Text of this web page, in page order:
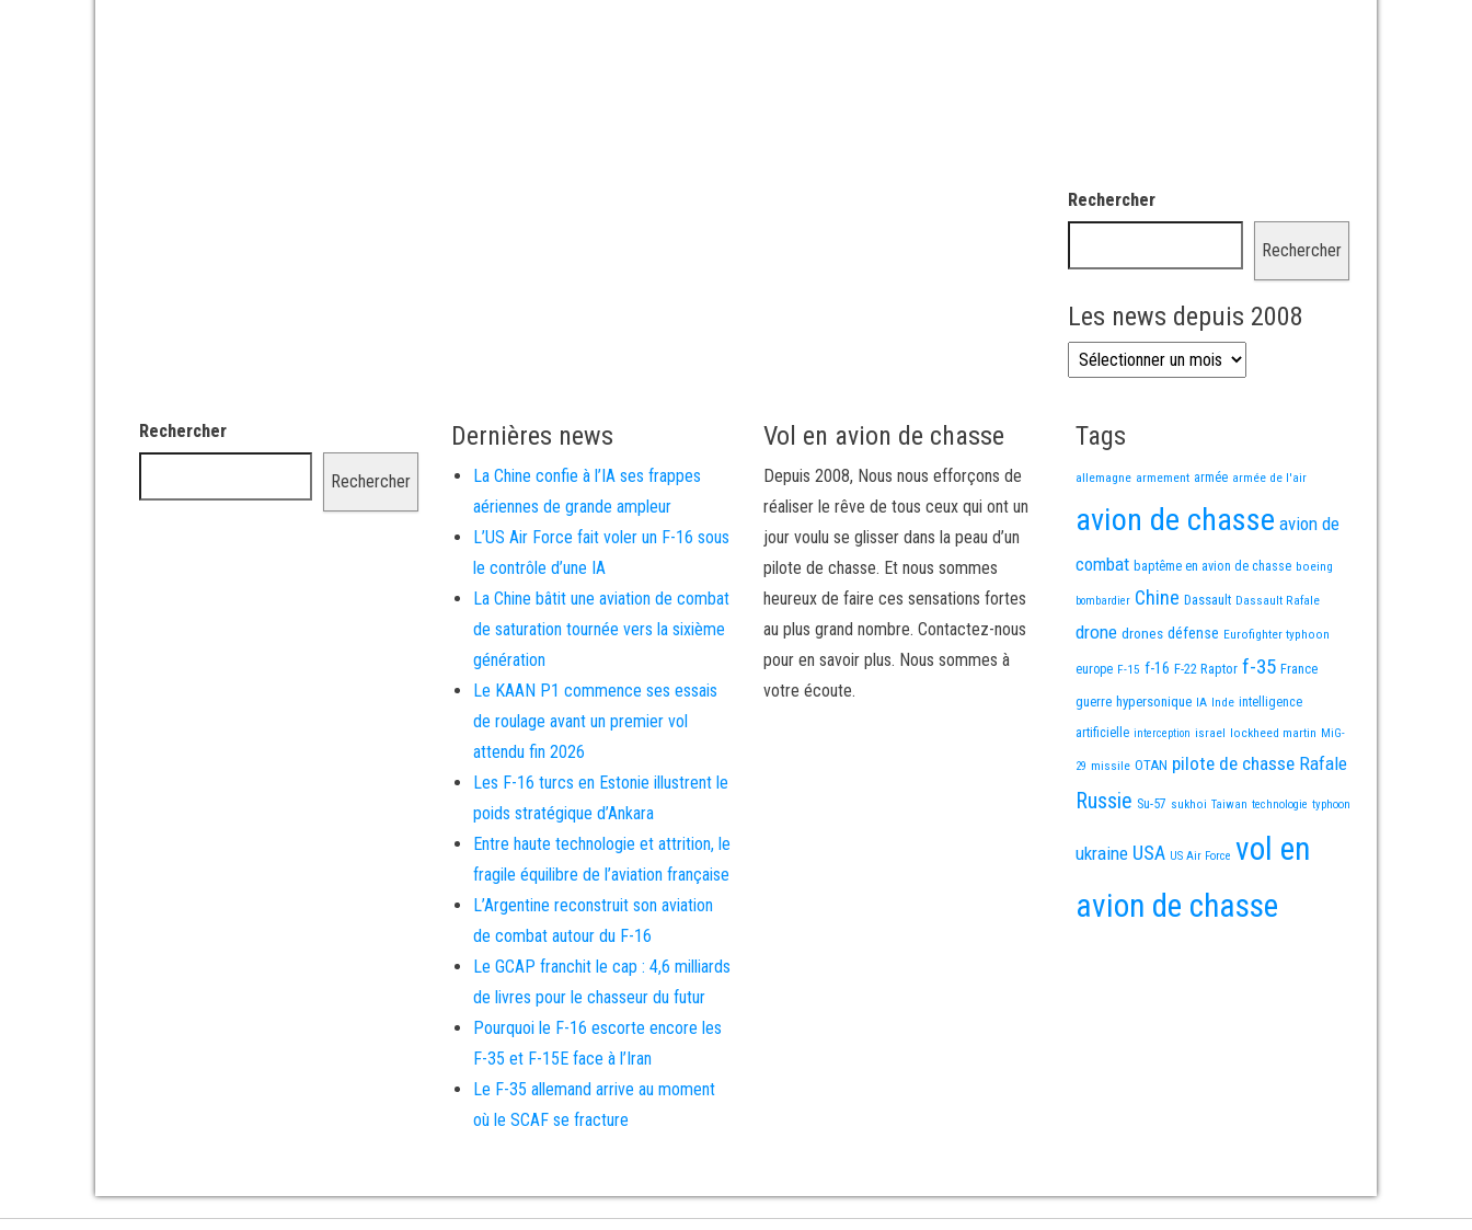
Rechercher
Rechercher
Les news depuis 2008
Les news depuis 2008
Rechercher
Rechercher
Dernières news
La Chine confie à l’IA ses frappes
aériennes de grande ampleur
L’US Air Force fait voler un F-16 sous
le contrôle d’une IA
La Chine bâtit une aviation de combat
de saturation tournée vers la sixième
génération
Le KAAN P1 commence ses essais
de roulage avant un premier vol
attendu fin 2026
Les F-16 turcs en Estonie illustrent le
poids stratégique d’Ankara
Entre haute technologie et attrition, le
fragile équilibre de l’aviation française
L’Argentine reconstruit son aviation
de combat autour du F-16
Le GCAP franchit le cap : 4,6 milliards
de livres pour le chasseur du futur
Pourquoi le F-16 escorte encore les
F-35 et F-15E face à l’Iran
Le F-35 allemand arrive au moment
où le SCAF se fracture
Vol en avion de chasse
Depuis 2008, Nous nous efforçons de
réaliser le rêve de tous ceux qui ont un
jour voulu se glisser dans la peau d’un
pilote de chasse. Et nous sommes
heureux de faire ces sensations fortes
au plus grand nombre. Contactez-nous
pour en savoir plus. Nous sommes à
votre écoute.
Tags
allemagne armement armée armée de l'air
avion de chasse avion de
combat baptême en avion de chasse boeing
bombardier Chine Dassault Dassault Rafale
drone drones défense Eurofighter typhoon
europe F-15 f-16 F-22 Raptor f-35 France
guerre hypersonique IA Inde intelligence
artificielle interception israel lockheed martin MiG-
29 missile OTAN pilote de chasse Rafale
Russie Su-57 sukhoi Taiwan technologie typhoon
ukraine USA US Air Force vol en
avion de chasse